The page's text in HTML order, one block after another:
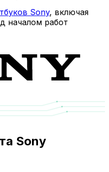
Sony, включая
началом работ
Sony